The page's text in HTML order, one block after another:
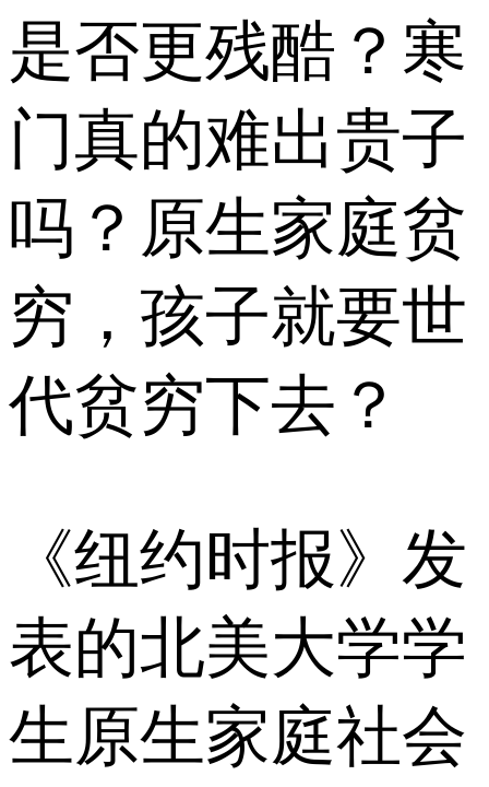
是否更残酷？寒
门真的难出贵子
吗？原生家庭贫
穷，孩子就要世
代贫穷下去？
《纽约时报》发
表的北美大学学
生原生家庭社会